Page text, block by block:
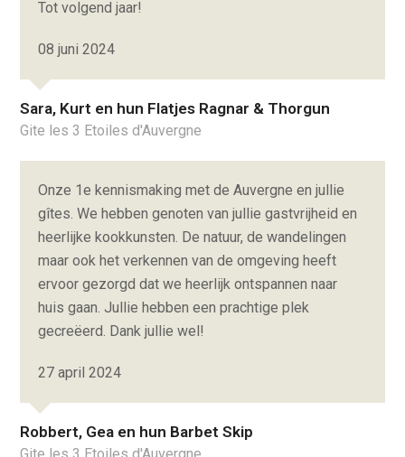
Tot volgend jaar!
08 juni 2024
Sara, Kurt en hun Flatjes Ragnar & Thorgun
Gite les 3 Etoiles d'Auvergne
Onze 1e kennismaking met de Auvergne en jullie
gîtes. We hebben genoten van jullie gastvrijheid en
heerlijke kookkunsten. De natuur, de wandelingen
maar ook het verkennen van de omgeving heeft
ervoor gezorgd dat we heerlijk ontspannen naar
huis gaan. Jullie hebben een prachtige plek
gecreëerd. Dank jullie wel!
27 april 2024
Robbert, Gea en hun Barbet Skip